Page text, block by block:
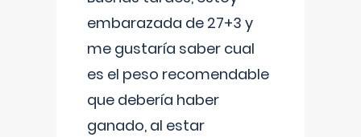
embarazada de 27+3 y
me gustaría saber cual
es el peso recomendable
que debería haber
ganado, al estar